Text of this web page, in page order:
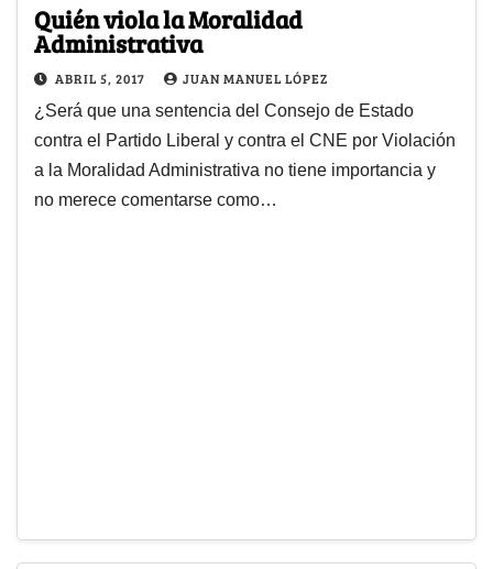
Quién viola la Moralidad
Administrativa
ABRIL 5, 2017 JUAN MANUEL LÓPEZ
¿Será que una sentencia del Consejo de Estado
contra el Partido Liberal y contra el CNE por Violación
a la Moralidad Administrativa no tiene importancia y
no merece comentarse como…